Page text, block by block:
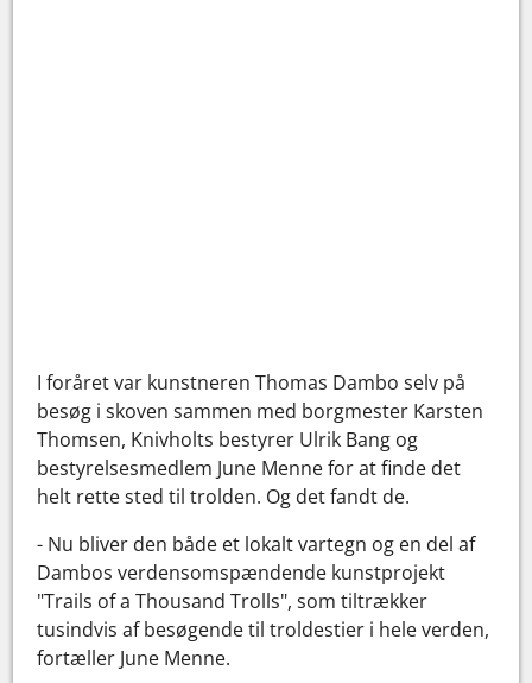
I foråret var kunstneren Thomas Dambo selv på
besøg i skoven sammen med borgmester Karsten
Thomsen, Knivholts bestyrer Ulrik Bang og
bestyrelsesmedlem June Menne for at finde det
helt rette sted til trolden. Og det fandt de.
- Nu bliver den både et lokalt vartegn og en del af
Dambos verdensomspændende kunstprojekt
"Trails of a Thousand Trolls", som tiltrækker
tusindvis af besøgende til troldestier i hele verden,
fortæller June Menne.